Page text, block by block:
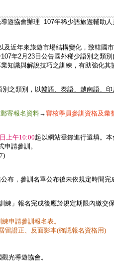
遊協會辦理 107年稀少語旅遊輔助人
及近年來旅遊市場結構變化，致韓國
年2月23日公告國外稀少語別之類
知識與解說技巧之訓練，有助強化
別之類別，以韓語、泰語、越南語、
寄報名資料→審核學員參訓資格及彙
日上午10:00起以網站登錄進行選填。本
申請參訓。
布，參訓名單公布後未依規定時間
練」報名完成後應於規定期限內繳交
申請參訓報名表。
留證正、反面影本(確認報名資格用)
光導遊協會。